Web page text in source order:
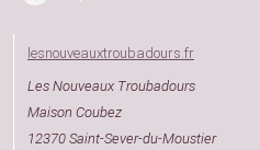
lesnouveauxtroubadours.fr
Les Nouveaux Troubadours
Maison Coubez
12370 Saint-Sever-du-Moustier